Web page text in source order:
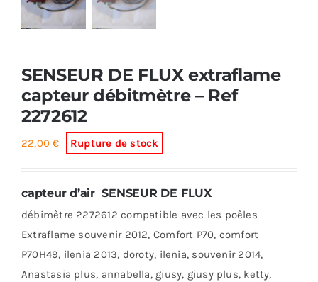
SENSEUR DE FLUX extraflame
capteur débitmètre – Ref
2272612
22,00€ Rupture de stock
capteur d’air SENSEUR DE FLUX
débimètre 2272612 compatible avec les poêles
Extraflame souvenir 2012, Comfort P70, comfort
P70H49, ilenia 2013, doroty, ilenia, souvenir 2014,
Anastasia plus, annabella, giusy, giusy plus, ketty,